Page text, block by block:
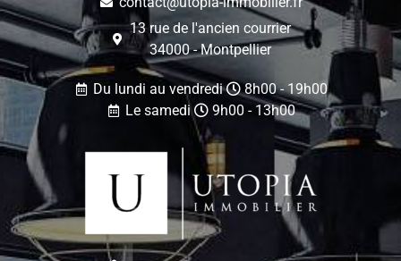
13 rue de l'ancien courrier
34000 - Montpellier
Du lundi au vendredi
8h00 - 19h00
Le samedi
9h00 - 13h00